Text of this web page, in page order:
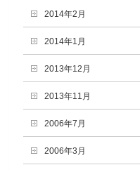
2014年2月
2014年1月
2013年12月
2013年11月
2006年7月
2006年3月